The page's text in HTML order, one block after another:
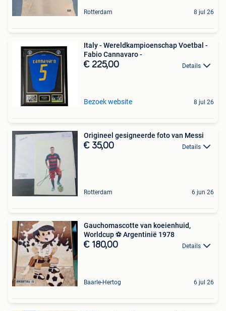
Rotterdam 8 jul 26
Italy - Wereldkampioenschap Voetbal -
Fabio Cannavaro -
€ 225,00 Details
Bezoek website 8 jul 26
Origineel gesigneerde foto van Messi
€ 35,00 Details
Rotterdam 6 jun 26
Gauchomascotte van koeienhuid,
Worldcup ️️⚽️ Argentinië 1978
€ 180,00 Details
Baarle-Hertog 6 jul 26